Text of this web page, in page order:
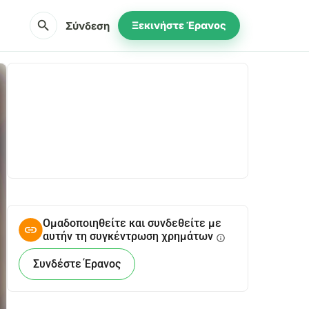
search Σύνδεση Ξεκινήστε Έρανος
Ομαδοποιηθείτε και συνδεθείτε με
αυτήν τη συγκέντρωση χρημάτων info
Συνδέστε Έρανος